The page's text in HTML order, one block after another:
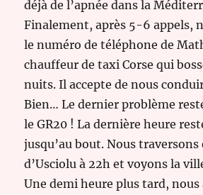
déjà de l’apnée dans la
Finalement, après 5-6 appels,
le numéro de téléphone de
chauffeur de taxi Corse qui
nuits. Il accepte de nous
Bien… Le dernier problème
le GR20 ! La dernière heure
jusqu’au bout. Nous traversons
d’Usciolu à 22h et voyons la
Une demi heure plus tard,